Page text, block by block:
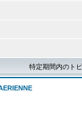
特定期間内のト